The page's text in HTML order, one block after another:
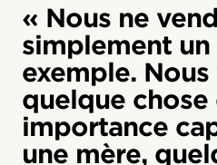
« Nous ne
simplement
exemple.
quelque
importance
une mère,